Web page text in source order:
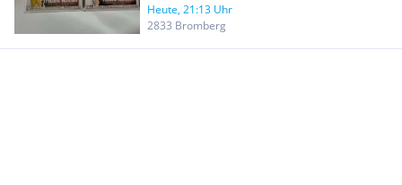
Heute, 21:13 Uhr
2833 Bromberg